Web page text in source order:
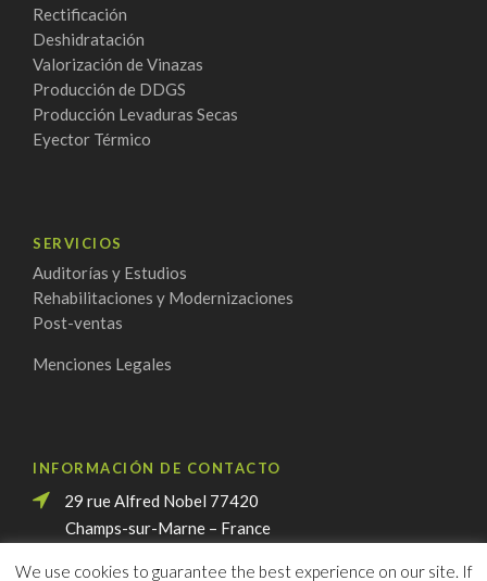
Rectificación
Deshidratación
Valorización de Vinazas
Producción de DDGS
Producción Levaduras Secas
Eyector Térmico
SERVICIOS
Auditorías y Estudios
Rehabilitaciones y Modernizaciones
Post-ventas
Menciones Legales
INFORMACIÓN DE CONTACTO
29 rue Alfred Nobel 77420
Champs-sur-Marne – France
We use cookies to guarantee the best experience on our site. If